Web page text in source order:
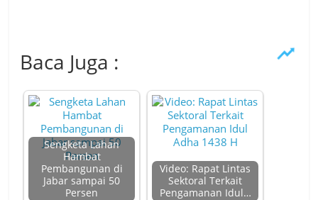
Baca Juga :
Sengketa Lahan
Hambat
Pembangunan di
Jabar sampai 50
Persen
Video: Rapat Lintas
Sektoral Terkait
Pengamanan Idul…